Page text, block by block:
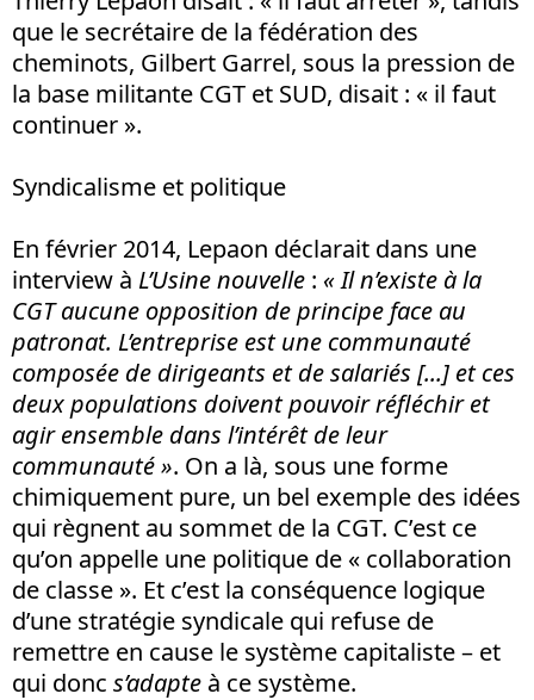
que le secrétaire de la fédération des
cheminots, Gilbert Garrel, sous la pression de
la base militante CGT et SUD, disait : « il faut
continuer ».
Syndicalisme et politique
En février 2014, Lepaon déclarait dans une
interview à L’Usine nouvelle : « Il n’existe à la
CGT aucune opposition de principe face au
patronat. L’entreprise est une communauté
composée de dirigeants et de salariés [...] et ces
deux populations doivent pouvoir réfléchir et
agir ensemble dans l’intérêt de leur
communauté ». On a là, sous une forme
chimiquement pure, un bel exemple des idées
qui règnent au sommet de la CGT. C’est ce
qu’on appelle une politique de « collaboration
de classe ». Et c’est la conséquence logique
d’une stratégie syndicale qui refuse de
remettre en cause le système capitaliste – et
qui donc s’adapte à ce système.